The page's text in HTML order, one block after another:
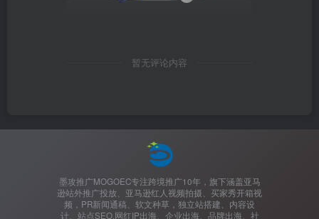
暂无评论内容
墨攻推广MOGOEC专注跨境推广10年，旗下涵盖亚马
逊站外推广投放、亚马逊红人视频拍摄、买家秀开箱视
频，PR新闻通稿、软文种草，独立站搭建、内容设
计、站点SEO,网红IP出海、企业出海、品牌出海、社